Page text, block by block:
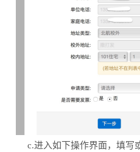
c.进入如下操作界面，填写